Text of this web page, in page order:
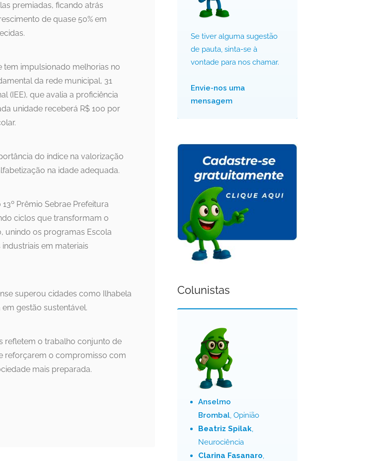
premiadas, ficando atrás
de quase 50% em
tem impulsionado melhorias no
da rede municipal, 31
(IEE), que avalia a proficiência
unidade receberá R$ 100 por
do índice na valorização
na idade adequada.
Prêmio Sebrae Prefeitura
ciclos que transformam o
unindo os programas Escola
em materiais
superou cidades como Ilhabela
gestão sustentável.
refletem o trabalho conjunto de
reforçarem o compromisso com
mais preparada.
Se tiver alguma sugestão
de pauta, sinta-se à
vontade para nos chamar.
Envie-nos uma
mensagem
Colunistas
Anselmo
Brombal, Opinião
Beatriz Spilak,
Neurociência
Clarina Fasanaro,